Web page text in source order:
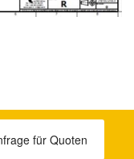
für Quoten